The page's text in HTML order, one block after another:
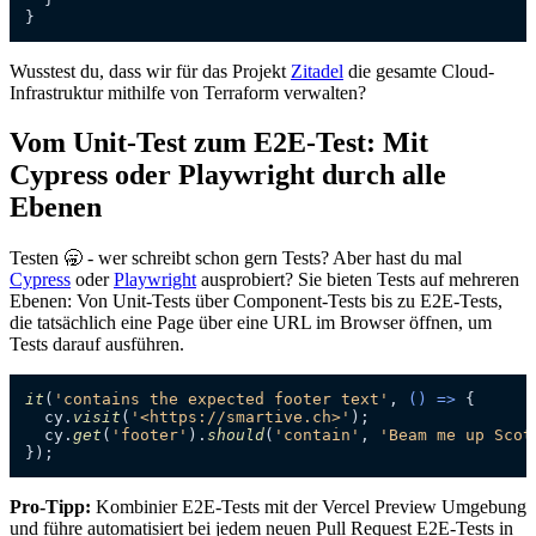
}
Wusstest du, dass wir für das Projekt Zitadel die gesamte Cloud-
Infrastruktur mithilfe von Terraform verwalten?
Vom Unit-Test zum E2E-Test: Mit
Cypress oder Playwright durch alle
Ebenen
Testen 🥱 - wer schreibt schon gern Tests? Aber hast du mal
Cypress oderPlaywright ausprobiert? Sie bieten Tests auf mehreren
Ebenen: Von Unit-Tests über Component-Tests bis zu E2E-Tests,
die tatsächlich eine Page über eine URL im Browser öffnen, um
Tests darauf ausführen.
it ( 'contains the expected footer text' , () => {
  cy.
visit ( '<https://smartive.ch>' );
  cy.
get ( 'footer' ). should( 'contain' ,
'Beam me up
});
Pro-Tipp: Kombinier E2E-Tests mit der Vercel Preview Umgebung
und führe automatisiert bei jedem neuen Pull Request E2E-Tests in